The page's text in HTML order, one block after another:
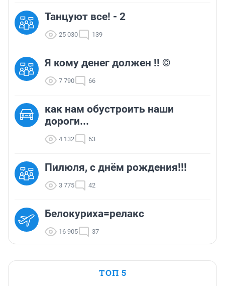
Танцуют все! - 2
25 030 139
Я кому денег должен !! ©
7 790 66
как нам обустроить наши
дороги...
4 132 63
Пилюля, с днём рождения!!!
3 775 42
Белокуриха=релакс
16 905 37
ТОП 5